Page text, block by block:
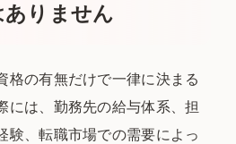
りません
格の有無だけで一律に決まる
には、勤務先の給与体系、担
験、転職市場での需要によっ